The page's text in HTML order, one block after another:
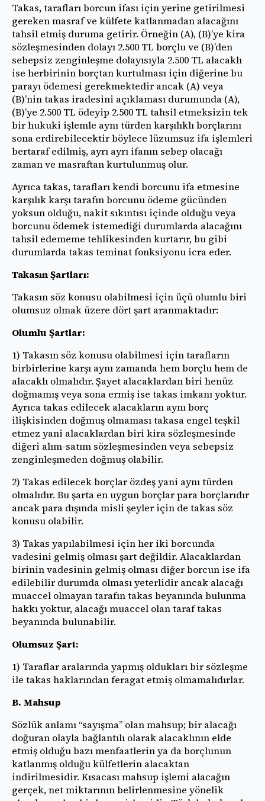
Takas, tarafları borcun ifası için yerine getirilmesi
gereken masraf ve külfete katlanmadan alacağını
tahsil etmiş duruma getirir. Örneğin (A), (B)’ye kira
sözleşmesinden dolayı 2.500 TL borçlu ve (B)’den
sebepsiz zenginleşme dolayısıyla 2.500 TL alacaklı
ise herbirinin borçtan kurtulması için diğerine bu
parayı ödemesi gerekmektedir ancak (A) veya
(B)’nin takas iradesini açıklaması durumunda (A),
(B)’ye 2.500 TL ödeyip 2.500 TL tahsil etmeksizin tek
bir hukuki işlemle aynı türden karşılıklı borçlarını
sona erdirebilecektir böylece lüzumsuz ifa işlemleri
bertaraf edilmiş, ayrı ayrı ifanın sebep olacağı
zaman ve masraftan kurtulunmuş olur.
Ayrıca takas, tarafları kendi borcunu ifa etmesine
karşılık karşı tarafın borcunu ödeme gücünden
yoksun olduğu, nakit sıkıntısı içinde olduğu veya
borcunu ödemek istemediği durumlarda alacağını
tahsil edememe tehlikesinden kurtarır, bu gibi
durumlarda takas teminat fonksiyonu icra eder.
Takasın Şartları:
Takasın söz konusu olabilmesi için üçü olumlu biri
olumsuz olmak üzere dört şart aranmaktadır:
Olumlu Şartlar:
1) Takasın söz konusu olabilmesi için tarafların
birbirlerine karşı aynı zamanda hem borçlu hem de
alacaklı olmalıdır. Şayet alacaklardan biri henüz
doğmamış veya sona ermiş ise takas imkanı yoktur.
Ayrıca takas edilecek alacakların aynı borç
ilişkisinden doğmuş olmaması takasa engel teşkil
etmez yani alacaklardan biri kira sözleşmesinde
diğeri alım-satım sözleşmesinden veya sebepsiz
zenginleşmeden doğmuş olabilir.
2) Takas edilecek borçlar özdeş yani aynı türden
olmalıdır. Bu şarta en uygun borçlar para borçlarıdır
ancak para dışında misli şeyler için de takas söz
konusu olabilir.
3) Takas yapılabilmesi için her iki borcunda
vadesini gelmiş olması şart değildir. Alacaklardan
birinin vadesinin gelmiş olması diğer borcun ise ifa
edilebilir durumda olması yeterlidir ancak alacağı
muaccel olmayan tarafın takas beyanında bulunma
hakkı yoktur, alacağı muaccel olan taraf takas
beyanında bulunabilir.
Olumsuz Şart:
1) Taraflar aralarında yapmış oldukları bir sözleşme
ile takas haklarından feragat etmiş olmamalıdırlar.
B. Mahsup
Sözlük anlamı “sayışma” olan mahsup; bir alacağı
doğuran olayla bağlantılı olarak alacaklının elde
etmiş olduğu bazı menfaatlerin ya da borçlunun
katlanmış olduğu külfetlerin alacaktan
indirilmesidir. Kısacası mahsup işlemi alacağın
gerçek, net miktarının belirlenmesine yönelik